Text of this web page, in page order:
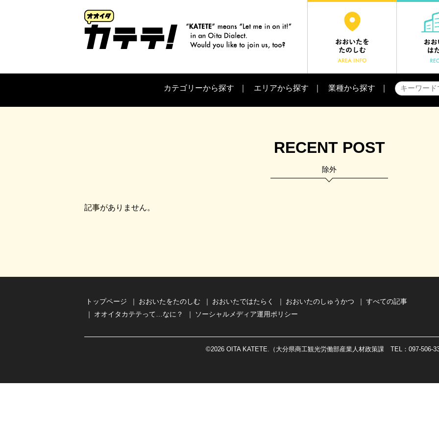
カテゴリーから探す エリアから探す 業種から探す
RECENT POST
除外
記事がありません。
トップページ おおいたをたのしむ おおいたではたらく おおいたのしゅうかつ
すべての記事
オオイタカテテって…なに？
ソーシャルメディア運用ポリシー
©2026 OITA KATETE.（大分県商工観光労働部産業人材政策課 TEL：097-506-